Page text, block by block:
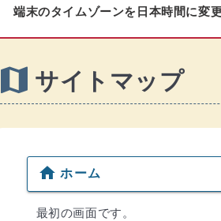
端末のタイムゾーンを日本時間に変
map サイトマップ
home ホーム
最初の画面です。